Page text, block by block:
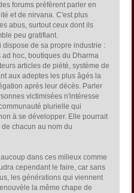
forums préfèrent parler en
et de nirvana. C'est plus
abus, surtout ceux dont ils
peu gratifiant.
de sa propre industrie :
hoc, boutiques du Dharma
articles de piété, système de
aux adeptes les plus âgés la
après leur décès. Parler
victimisées n'intéresse
plurielle qui
à se développer. Elle pourrait
chacun au nom du
dans ces milieux comme
cependant le faire, car sans
les générations qui viennent
la même chape de